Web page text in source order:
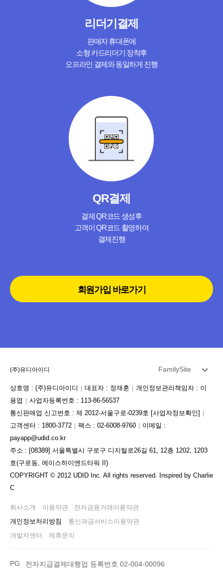
리더기결제
판매자 휴대폰에
소형 카드리더기 장착후
오프라인 결제와 동일하게 진행
QR결제
결제 QR코드 생성후
고객이 QR코드 촬영하여
결제진행
회원가입 바로가기
(주)유디아이디 FamilySite
상호명 : (주)유디아이디 대표자 : 정재훈
개인정보관리책임자 : 이
용엽
사업자등록번호 : 113-86-56537
통신판매업 신고번호 : 제 2012-서울구로-0239호 [사업자정보확인]
고객센터 : 1800-3772
팩스 : 02-6008-9760
이메일 :
payapp@udid.co.kr
주소 : [08389] 서울특별시 구로구 디지털로26길 61, 12층 1202, 1203
호(구로동, 에이스하이엔드타워 II)
COPYRIGHT © 2012 UDID Inc. All rights reserved. Inspired by Charlie
C
회사소개 이용약관 전자금융거래이용약관
개인정보처리방침 통신과금서비스이용약관
개발자센터 제휴문의
PG 전자지급결제대행업 등록번호 02-004-00096